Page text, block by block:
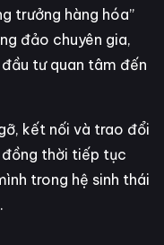
trưởng hàng hóa”
đảo chuyên gia,
tư quan tâm đến
kết nối và trao đổi
đồng thời tiếp tục
trong hệ sinh thái